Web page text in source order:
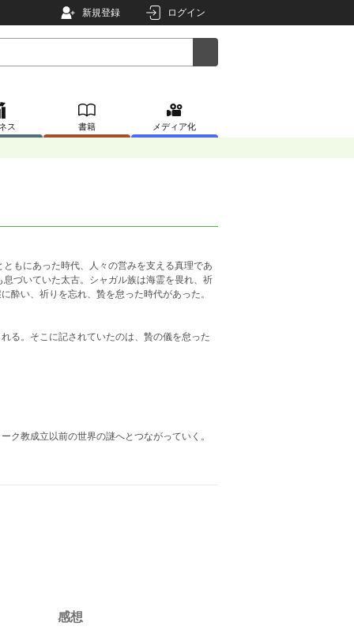
新規登録 ログイン
ス 書籍 メディア化
もにあった時代、人々の営みを支える真理であ
づいていた太古。シャガル族は海霊を畏れ、祈
い、祈りを忘れ、贄を怠った時代があった。
る。そこに記されていたのは、贄の儀を怠った
ク教成立以前の世界の謎へとつながっていく。
感想